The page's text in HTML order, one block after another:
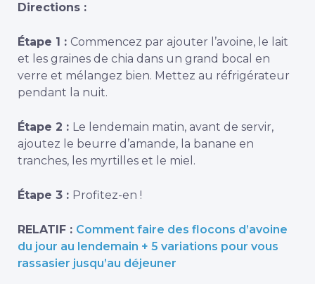
Directions :
Étape 1 : Commencez par ajouter l’avoine, le lait
et les graines de chia dans un grand bocal en
verre et mélangez bien. Mettez au réfrigérateur
pendant la nuit.
Étape 2 : Le lendemain matin, avant de servir,
ajoutez le beurre d’amande, la banane en
tranches, les myrtilles et le miel.
Étape 3 : Profitez-en !
RELATIF : Comment faire des flocons d’avoine
du jour au lendemain + 5 variations pour vous
rassasier jusqu’au déjeuner